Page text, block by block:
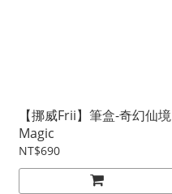
【挪威Frii】筆盒-奇幻仙境
Magic
NT$690